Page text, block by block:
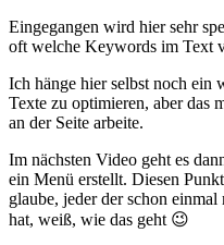
Eingegangen wird hier sehr
oft welche Keywords im Text
Ich hänge hier selbst noch ein
Texte zu optimieren, aber das
an der Seite arbeite.
Im nächsten Video geht es
ein Menü erstellt. Diesen
glaube, jeder der schon
hat, weiß, wie das geht 😉